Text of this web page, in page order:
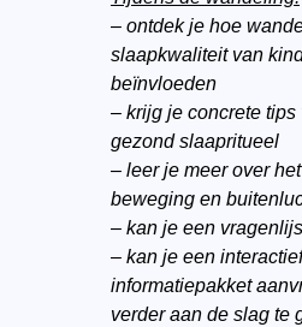
– ontdek je hoe
slaapkwaliteit van
beïnvloeden
– krijg je concrete tips
gezond slaapritueel
– leer je meer over
beweging en
– kan je een
– kan je een interactief
informatiepakket
verder aan de slag te